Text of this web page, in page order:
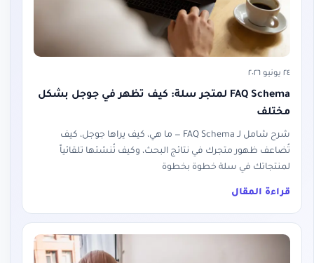
٢٤ يونيو ٢٠٢٦
FAQ Schema لمتجر سلة: كيف تظهر في جوجل بشكل
مختلف
شرح شامل لـ FAQ Schema — ما هي، كيف يراها جوجل، كيف
تُضاعف ظهور متجرك في نتائج البحث، وكيف تُنشئها تلقائياً
لمنتجاتك في سلة خطوة بخطوة
قراءة المقال